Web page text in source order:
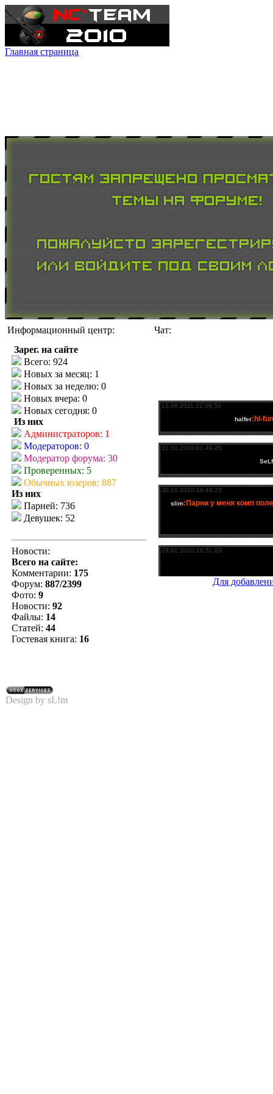
Главная страница
Информационный центр:
Чат:
Зарег. на сайте
Всего: 924
Новых за месяц: 1
Новых за неделю: 0
Новых вчера: 0
Новых сегодня: 0
Из них
Администраторов: 1
Модераторов: 0
Модератор форума: 30
Проверенных: 5
Обычных юзеров: 887
Из них
Парней: 736
Девушек: 52
Новости:
Всего на сайте:
Комментарии: 175
Форум: 887/2399
Фото: 9
Новости: 92
Файлы: 14
Статей: 44
Гостевая книга: 16
Для
Design by sL!m